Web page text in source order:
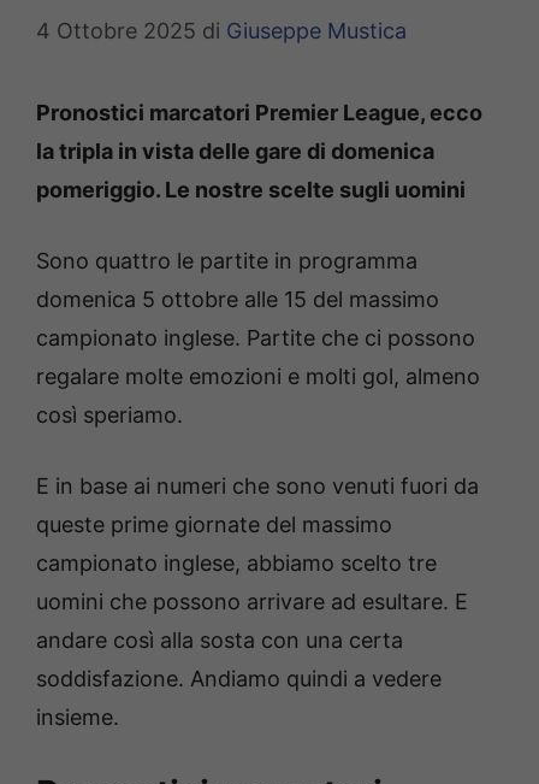
4 Ottobre 2025 di Giuseppe Mustica
Pronostici marcatori Premier League, ecco
la tripla in vista delle gare di domenica
pomeriggio. Le nostre scelte sugli uomini
Sono quattro le partite in programma
domenica 5 ottobre alle 15 del massimo
campionato inglese. Partite che ci possono
regalare molte emozioni e molti gol, almeno
così speriamo.
E in base ai numeri che sono venuti fuori da
queste prime giornate del massimo
campionato inglese, abbiamo scelto tre
uomini che possono arrivare ad esultare. E
andare così alla sosta con una certa
soddisfazione. Andiamo quindi a vedere
insieme.